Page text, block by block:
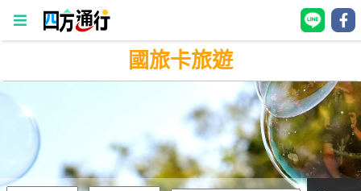
四
通
房
國旅卡旅遊